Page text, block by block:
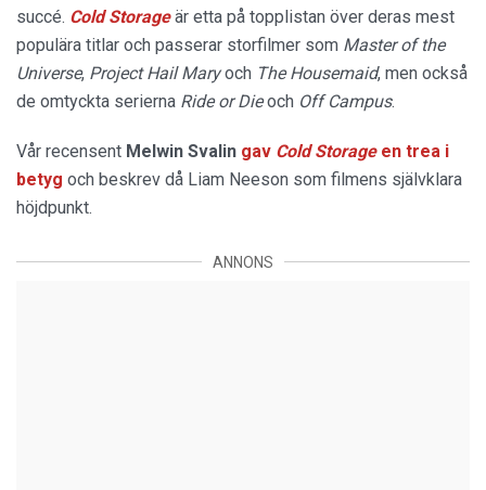
succé. Cold Storage är etta på topplistan över deras mest
populära titlar och passerar storfilmer som Master of the
Universe, Project Hail Maryoch The Housemaid, men också
de omtyckta serierna Ride or Dieoch Off Campus.
Vår recensent Melwin Svalin gav Cold Storage en trea i
betyg och beskrev då Liam Neeson som filmens självklara
höjdpunkt.
ANNONS